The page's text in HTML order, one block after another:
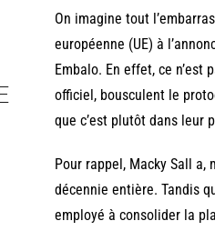
On imagine tout
européenne (UE) à
Embalo. En effet, ce
officiel, bousculent le
que c’est plutôt dans leur
Pour rappel, Macky Sall a,
décennie entière. Tandis
employé à consolider la